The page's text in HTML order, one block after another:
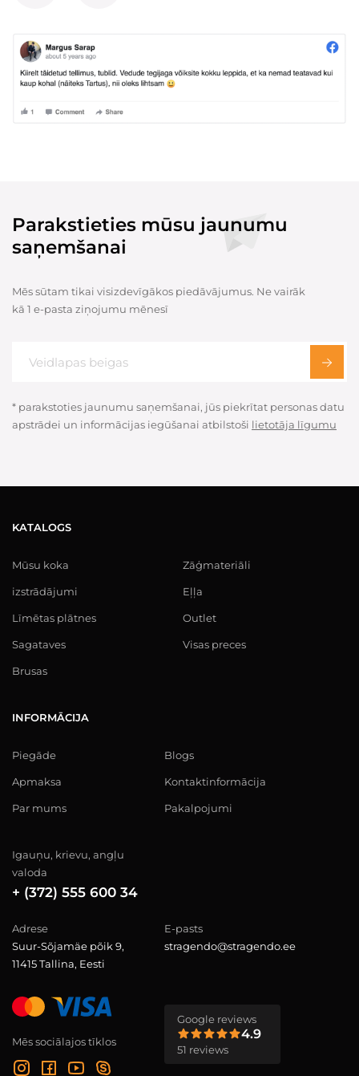
Parakstieties mūsu jaunumu
saņemšanai
Mēs sūtam tikai visizdevīgākos piedāvājumus. Ne vairāk
kā 1 e-pasta ziņojumu mēnesī
* parakstoties jaunumu saņemšanai, jūs piekrītat personas datu
apstrādei un informācijas iegūšanai atbilstoši lietotāja līgumu
KATALOGS
Mūsu koka
izstrādājumi
Līmētas plātnes
Sagataves
Brusas
Zāģmateriāli
Eļļa
Outlet
Visas preces
INFORMĀCIJA
Piegāde
Apmaksa
Par mums
Blogs
Kontaktinformācija
Pakalpojumi
Igauņu, krievu, angļu
valoda
+ (372) 555 600 34
Adrese
Suur-Sõjamäe põik 9,
11415 Tallina, Eesti
E-pasts
stragendo@stragendo.ee
Mēs sociālajos tīklos
Google reviews
4.9
51 reviews